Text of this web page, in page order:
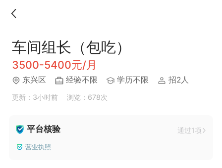
车间组长（包吃）
3500-5400元/月
东兴区 经验不限 学历不限 招2人
更新：3小时前 浏览：678次
平台核验 通过1项
营业执照